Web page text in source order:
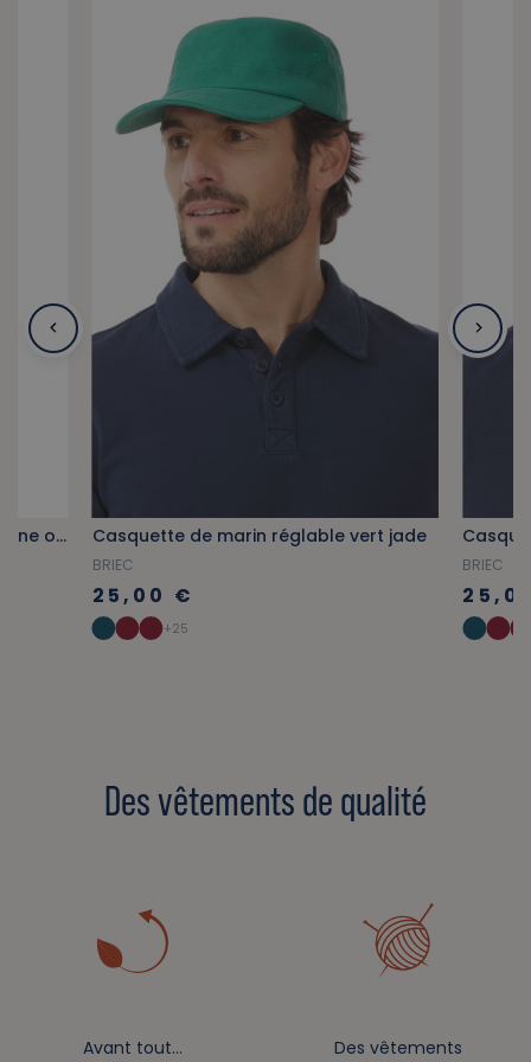
col en coton ?
Pour préserver l'aspect vintage de votre surchemise en
lavage à 30°C sur programme délicat
préconisé. Lavez votre pièce séparément ou avec des
coloris similaires pour maintenir l'éclat de la teinte tuile.
Évitez le sèche-lingeet privilégiez un séchage à l'ombre
pour protéger la fibre. Un repassage doux suffira à
redonner sa forme à votre modèle. En prenant soin de
votre vêtement, vous assurez sa longévité et conservez ce
style workwear si recherché au fil des années.
Bermuda en coton élasthanne jaune orangé Casquette de marin réglable vert jade
BRIEC
25,00 €
+25
BRIEC
Des vêtements de qualité
Avant tout… Des vêtements